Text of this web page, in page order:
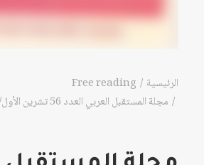
الرئيسية
Free reading
مجلة المستقبل العربي العدد 56 تشرين الأول/أكتوبر 1983